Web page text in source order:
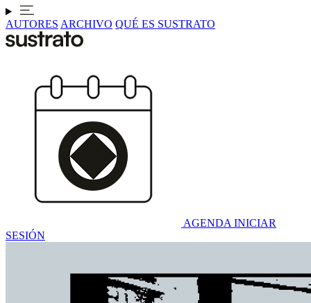
AUTORES ARCHIVO QUÉ ES SUSTRATO
AGENDA INICIAR
SESIÓN